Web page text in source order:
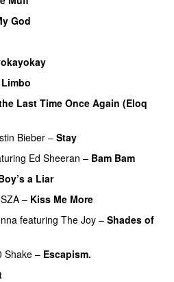
God
Limbo
Last Time Once Again (Eloq
Bieber – Stay
Ed Sheeran – Bam Bam
a Liar
SZA – Kiss Me More
featuring The Joy – Shades of
Shake – Escapism.